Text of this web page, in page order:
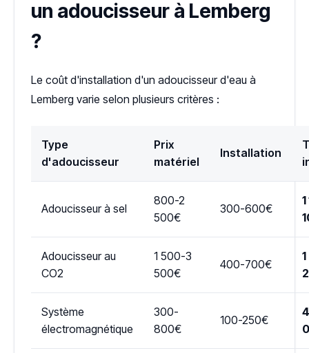
un adoucisseur à Lemberg
?
Le coût d'installation d'un adoucisseur d'eau à
Lemberg varie selon plusieurs critères :
Type
d'adoucisseur
Prix
matériel
Installation
Adoucisseur à sel
800-2
500€
300-600€
Adoucisseur au
CO2
1 500-3
500€
400-700€
Système
électromagnétique
300-
800€
100-250€